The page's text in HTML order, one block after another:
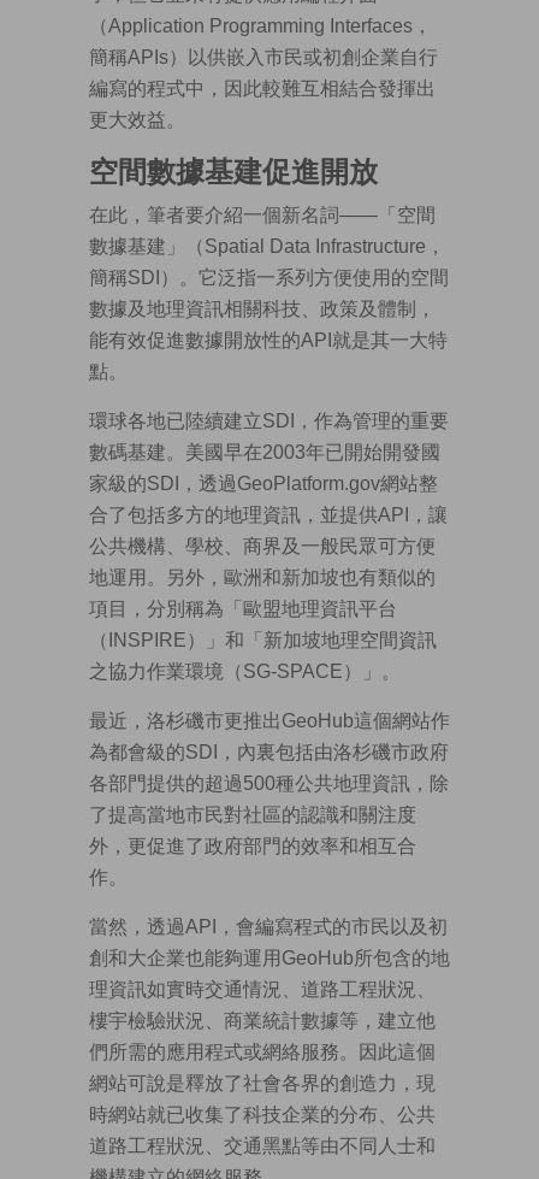
（Application Programming Interfaces，
簡稱APIs）以供嵌入市民或初創企業自行
編寫的程式中，因此較難互相結合發揮出
更大效益。
空間數據基建促進開放
在此，筆者要介紹一個新名詞——「空間
數據基建」（Spatial Data Infrastructure，
簡稱SDI）。它泛指一系列方便使用的空間
數據及地理資訊相關科技、政策及體制，
能有效促進數據開放性的API就是其一大特
點。
環球各地已陸續建立SDI，作為管理的重要
數碼基建。美國早在2003年已開始開發國
家級的SDI，透過GeoPlatform.gov網站整
合了包括多方的地理資訊，並提供API，讓
公共機構、學校、商界及一般民眾可方便
地運用。另外，歐洲和新加坡也有類似的
項目，分別稱為「歐盟地理資訊平台
（INSPIRE）」和「新加坡地理空間資訊
之協力作業環境（SG-SPACE）」。
最近，洛杉磯市更推出GeoHub這個網站作
為都會級的SDI，內裏包括由洛杉磯市政府
各部門提供的超過500種公共地理資訊，除
了提高當地市民對社區的認識和關注度
外，更促進了政府部門的效率和相互合
作。
當然，透過API，會編寫程式的市民以及初
創和大企業也能夠運用GeoHub所包含的地
理資訊如實時交通情況、道路工程狀況、
樓宇檢驗狀況、商業統計數據等，建立他
們所需的應用程式或網絡服務。因此這個
網站可說是釋放了社會各界的創造力，現
時網站就已收集了科技企業的分布、公共
道路工程狀況、交通黑點等由不同人士和